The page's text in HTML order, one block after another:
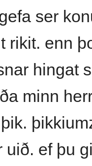
ser
rikit. enn
hingat
minn
uið. ef þu